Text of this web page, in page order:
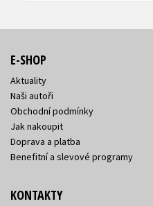
E-SHOP
Aktuality
Naši autoři
Obchodní podmínky
Jak nakoupit
Doprava a platba
Benefitní a slevové programy
KONTAKTY